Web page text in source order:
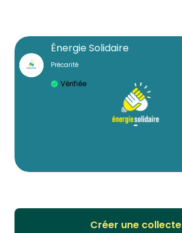
Énergie Solidaire
Précarité
Vérifiée
Créer une collecte